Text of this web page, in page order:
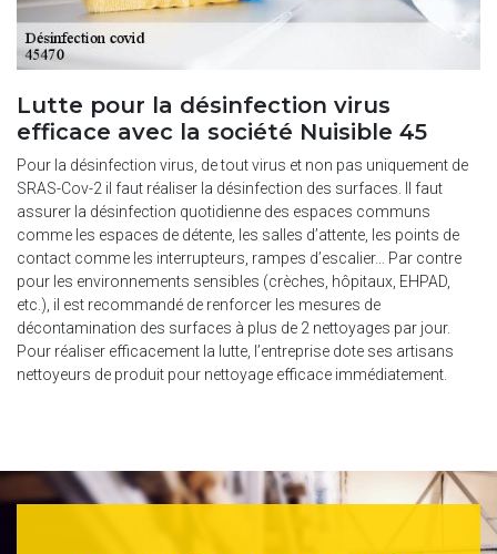
Lutte pour la désinfection virus
efficace avec la société Nuisible 45
Pour la désinfection virus, de tout virus et non pas uniquement de
SRAS-Cov-2 il faut réaliser la désinfection des surfaces. Il faut
assurer la désinfection quotidienne des espaces communs
comme les espaces de détente, les salles d’attente, les points de
contact comme les interrupteurs, rampes d’escalier… Par contre
pour les environnements sensibles (crèches, hôpitaux, EHPAD,
etc.), il est recommandé de renforcer les mesures de
décontamination des surfaces à plus de 2 nettoyages par jour.
Pour réaliser efficacement la lutte, l’entreprise dote ses artisans
nettoyeurs de produit pour nettoyage efficace immédiatement.